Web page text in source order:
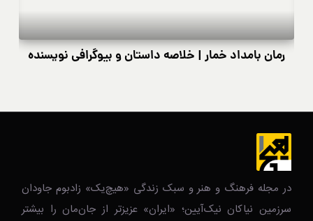
رمان بامداد خمار | خلاصه داستان و بیوگرافی نویسنده
در مجله فرهنگ و هنر و سبک زندگی‌ «هیچ‌یک» زادبوم جاودان
سرزمین نیاکان نیک‌‌‌آیین؛ «ایران» عزیزتر از جان‌مان را بیشتر